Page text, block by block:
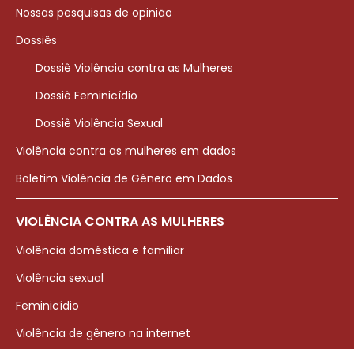
Nossas pesquisas de opinião
Dossiês
Dossiê Violência contra as Mulheres
Dossiê Feminicídio
Dossiê Violência Sexual
Violência contra as mulheres em dados
Boletim Violência de Gênero em Dados
VIOLÊNCIA CONTRA AS MULHERES
Violência doméstica e familiar
Violência sexual
Feminicídio
Violência de gênero na internet